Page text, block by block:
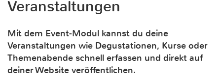
Veranstaltungen
Mit dem Event-Modul kannst du deine
Veranstaltungen wie Degustationen, Kurse oder
Themenabende schnell erfassen und direkt auf
deiner Website veröffentlichen.